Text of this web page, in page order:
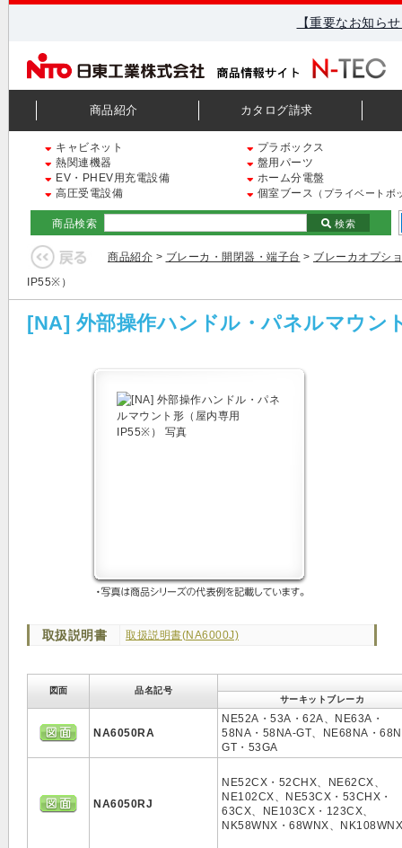
【重要なお知ら
商品紹介 カタログ請求
キャビネット
プラボックス
熱関連機器
盤用パーツ
EV・PHEV用充電設備
ホーム分電盤
高圧受電設備
個室ブース （プライベートボ
商品検索 検索
商品紹介 > ブレーカ・開閉器・端子台 > ブレーカオプシ
IP55※）
[NA] 外部操作ハンドル・パネルマウン
取扱説明書 取扱説明書(NA6000J)
図面
品名記号
サーキットブレーカ
NA6050RA
NE52A・53A・62A、NE63A・
58NA・58NA-GT、NE68NA・
GT・53GA
NA6050RJ
NE52CX・52CHX、NE62CX、
NE102CX、NE53CX・53CHX・
63CX、NE103CX・123CX、
NK58WNX・68WNX、NK108WNX